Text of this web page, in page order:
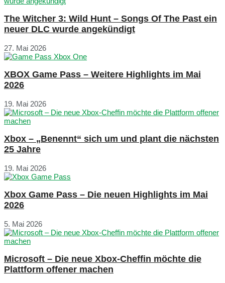
The Witcher 3: Wild Hunt – Songs Of The Past ein
neuer DLC wurde angekündigt
27. Mai 2026
XBOX Game Pass – Weitere Highlights im Mai
2026
19. Mai 2026
Xbox – „Benennt“ sich um und plant die nächsten
25 Jahre
19. Mai 2026
Xbox Game Pass – Die neuen Highlights im Mai
2026
5. Mai 2026
Microsoft – Die neue Xbox-Cheffin möchte die
Plattform offener machen